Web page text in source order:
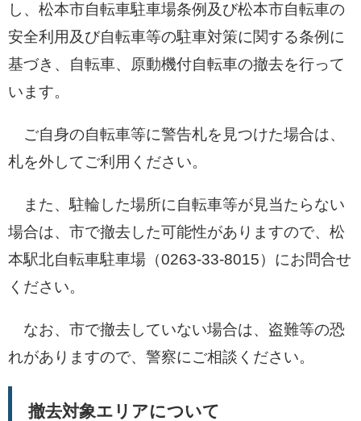
し、松本市自転車駐車場条例及び松本市自転車の
安全利用及び自転車等の駐車対策に関する条例に
基づき、自転車、原動機付自転車の撤去を行って
います。
ご自身の自転車等に警告札を見つけた場合は、
札を外してご利用ください。
また、駐輪した場所に自転車等が見当たらない
場合は、市で撤去した可能性がありますので、松
本駅北自転車駐車場（0263-33-8015）にお問合せ
ください。
なお、市で撤去していない場合は、盗難等の恐
れがありますので、警察にご相談ください。
撤去対象エリアについて